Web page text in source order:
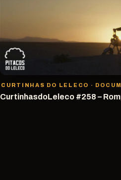
CURTINHAS DO LELECO ·
CurtinhasdoLeleco #258 –